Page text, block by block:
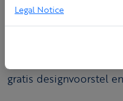
Eindhoven en de
Europa ook teams en
professionele
gratis designvoorstel
Legal Notice